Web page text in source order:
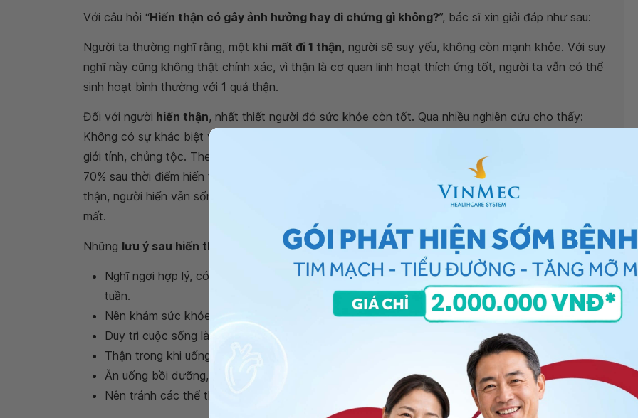
Với câu hỏi “Hiến thận có gây ảnh hưởng hay di chứng gì không?”, bác sĩ xin giải đáp như sau:
Người ta thường nghĩ rằng, một khi mất đi 1 thận, người sẽ suy yếu, không còn mạnh khỏe. Với suy
nghĩ này cũng không thật chính xác, vì thận là cơ quan linh hoạt thích ứng tốt, người ta vẫn có thể
sinh hoạt bình thường với 1 quả thận.
Đối với người hiến thận, nhất thiết người đó sức khỏe còn tốt. Qua nhiều nghiên cứu cho thấy:
Không có sự khác biệt về tỷ lệ sống giữa người không hiến thận và người hiến thận, kể cả tuổi tác,
giới tính, chủng tộc. Theo nghiên cứu: Người hiến thận , thân còn lại có sự tăng hoạt động ở mức
70% sau thời điểm hiến thận 2 tuần, thậm chí tăng thêm 75-85% khi theo dõi lâu dài. Do đó khi hiến
thận, người hiến vẫn sống khỏe mạnh do thận còn lại tăng cường hoạt động bù đắp cho thận đã
mất.
Những lưu ý sau hiến thận
Nghĩ ngơi hợp lý, có thể làm việc lại sau 10 - 14 ngày. Nếu công việc năng phải sau ít nhất 6
tuần.
Nên khám sức khỏe định kỳ.
Duy trì cuộc sống lành mạnh, hạn chế bia rượu, không thuốc lá.
Thận trong khi uống thuốc, nên có tư vấn của bác sĩ mỗi lần uống thuốc.
Ăn uống bồi dưỡng, uống nhiều nước trong ngày.
Nên tránh các thể thao vận động mạnh như bóng đá, võ thuật ngừa chấn thương vùng thận.